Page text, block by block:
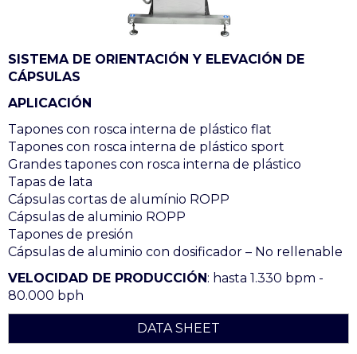
SISTEMA DE ORIENTACIÓN Y ELEVACIÓN DE
CÁPSULAS
APLICACIÓN
Tapones con rosca interna de plástico flat
Tapones con rosca interna de plástico sport
Grandes tapones con rosca interna de plástico
Tapas de lata
Cápsulas cortas de alumínio ROPP
Cápsulas de aluminio ROPP
Tapones de presión
Cápsulas de aluminio con dosificador – No rellenable
VELOCIDAD DE PRODUCCIÓN: hasta 1.330 bpm -
80.000 bph
DATA SHEET